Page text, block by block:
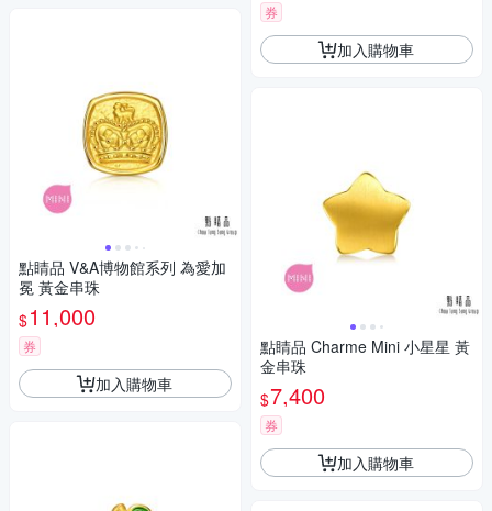
點睛品 V&A博物館系列 為愛加
冕 黃金串珠
$11,000
券
加入購物車
券
加入購物車
點睛品 Charme Mini 小星星 黃
金串珠
$7,400
券
加入購物車